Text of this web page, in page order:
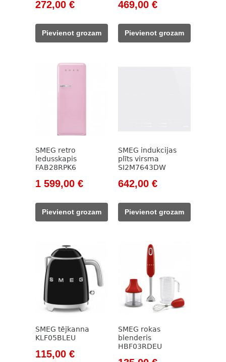
Original
was:
320,00 €.
272,00 €Current
272,00 €.
Pievienot grozam
Original
was:
533,00 €.
469,00 €Current
469,00 €.
Pievienot grozam
SMEG retro
ledusskapis
FAB28RPK6
Original
was:
1
1 599,00 €Current
Pievienot grozam
SMEG indukcijas
plīts virsma
SI2M7643DW
Original
was:
933,00 €.
642,00 €Current
642,00 €.
Pievienot grozam
SMEG tējkanna
KLF05BLEU
Original
115,00 €Current
SMEG rokas
blenderis
HBF03RDEU
Original
Current